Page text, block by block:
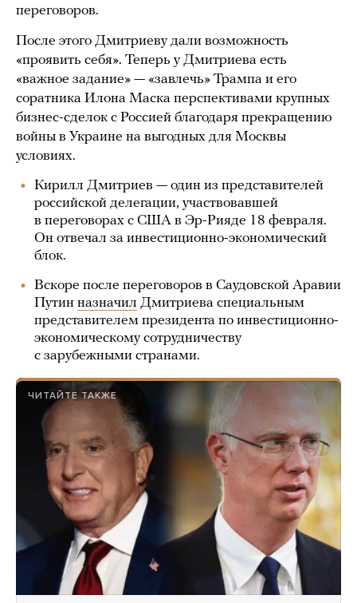
переговоров.
После этого Дмитриеву дали возможность
«проявить себя». Теперь у Дмитриева есть
«важное задание» — «завлечь» Трампа и его
соратника Илона Маска перспективами крупных
бизнес-сделок с Россией благодаря прекращению
войны в Украине на выгодных для Москвы
условиях.
Кирилл Дмитриев — один из представителей
российской делегации, участвовавшей
в переговорах с США в Эр-Рияде 18 февраля.
Он отвечал за инвестиционно-экономический
блок.
Вскоре после переговоров в Саудовской Аравии
Путин назначил Дмитриева специальным
представителем президента по инвестиционно-
экономическому сотрудничеству
с зарубежными странами.
ЧИТАЙТЕ ТАКЖЕ